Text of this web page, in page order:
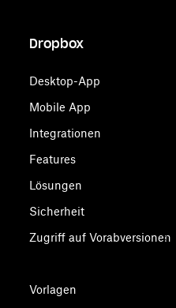
Dropbox
Desktop-App
Mobile App
Integrationen
Features
Lösungen
Sicherheit
Zugriff auf Vorabversionen
Vorlagen